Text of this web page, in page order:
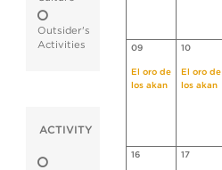
Outsider's
Activities
ACTIVITY
09
El oro de
los akan
10
El oro de
los akan
16 17